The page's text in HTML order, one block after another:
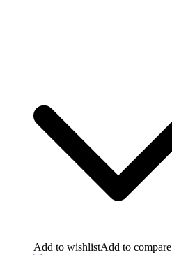
Add to wishlistAdd to compare